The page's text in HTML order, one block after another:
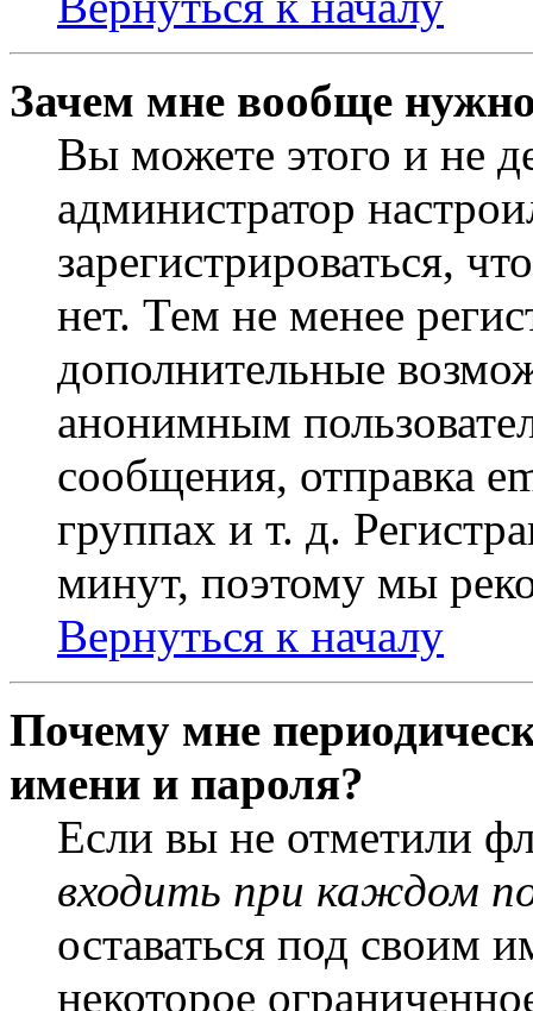
Зачем мне вообще
Вы можете этого и не
администратор
зарегистрироваться,
нет. Тем не менее
дополнительные
анонимным
сообщения, отправка
группах и т. д.
минут, поэтому мы
Вернуться к началу
Почему мне
имени и пароля?
Если вы не отметили
входить при каждом
оставаться под своим
некоторое